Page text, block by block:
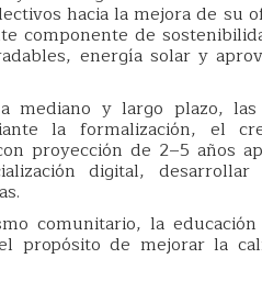
hacia la mejora de su
componente de
energía solar y
y largo plazo, las
la formalización, el
proyección de 2–5 años
digital, desarrollar
comunitario, la
propósito de mejorar la